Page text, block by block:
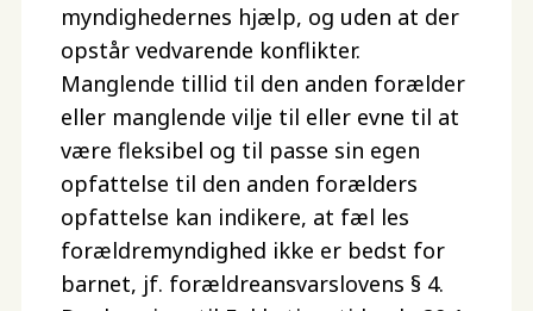
myndighedernes hjælp, og uden at der
opstår vedvarende konflikter.
Manglende tillid til den anden forælder
eller manglende vilje til eller evne til at
være fleksibel og til passe sin egen
opfattelse til den anden forælders
opfattelse kan indikere, at fæl les
forældremyndighed ikke er bedst for
barnet, jf. forældreansvarslovens § 4.